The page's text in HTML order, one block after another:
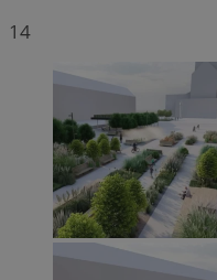
14